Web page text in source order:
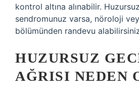
kontrol altına alınabilir.
sendromunuz varsa, nöroloji
bölümünden randevu
HUZURSUZ
AĞRISI NEDEN